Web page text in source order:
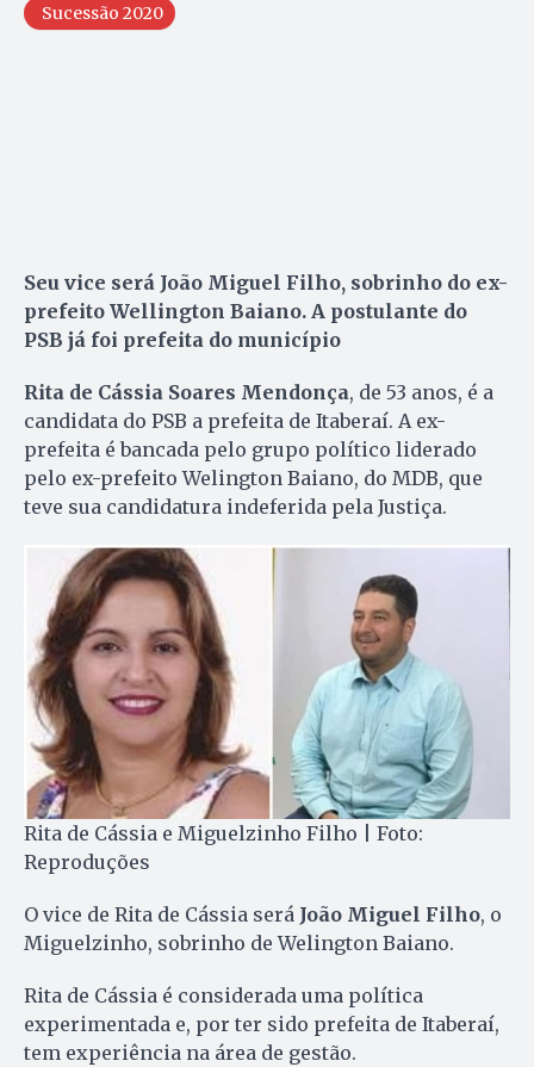
Sucessão 2020
Seu vice será João Miguel Filho, sobrinho do ex-
prefeito Wellington Baiano. A postulante do
PSB já foi prefeita do município
Rita de Cássia Soares Mendonça, de 53 anos, é a
candidata do PSB a prefeita de Itaberaí. A ex-
prefeita é bancada pelo grupo político liderado
pelo ex-prefeito Welington Baiano, do MDB, que
teve sua candidatura indeferida pela Justiça.
Rita de Cássia e Miguelzinho Filho | Foto:
Reproduções
O vice de Rita de Cássia será João Miguel Filho, o
Miguelzinho, sobrinho de Welington Baiano.
Rita de Cássia é considerada uma política
experimentada e, por ter sido prefeita de Itaberaí,
tem experiência na área de gestão.